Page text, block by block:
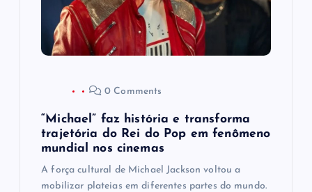
0 Comments
“Michael” faz história e transforma
trajetória do Rei do Pop em fenômeno
mundial nos cinemas
A força cultural de Michael Jackson voltou a
mobilizar plateias em diferentes partes do mundo.